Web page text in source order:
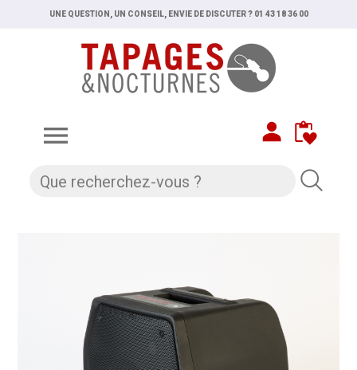
UNE QUESTION, UN CONSEIL, ENVIE DE DISCUTER ? 01 43 18 36 00
